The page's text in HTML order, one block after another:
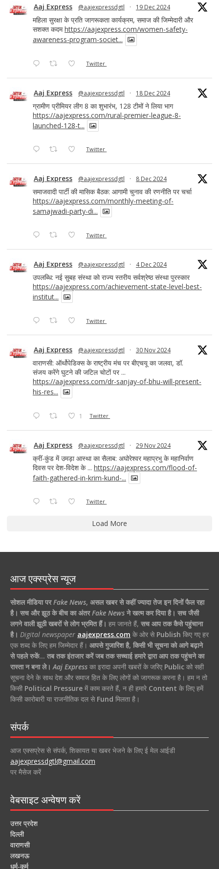
Aaj Express @aajexpressdgtl · 19 Dec 2024
महिला सुरक्षा के प्रति जागरूकता कार्यक्रम, समाज की जिम्मेदारी और
सशक्त कदमhttps://aajexpress.com/women-safety-
awareness-program-societ...
Twitter
Aaj Express @aajexpressdgtl · 18 Dec 2024
ग्रामीण प्रीमियर लीग 8 का शुभारंभ, 128 टीमों ने लिया भाग
https://aajexpress.com/rural-premier-league-8-
launched-128-t...
Twitter
Aaj Express @aajexpressdgtl · 8 Dec 2024
समाजवादी पार्टी की मासिक बैठक: आगामी चुनाव की रणनीति पर चर्चा
https://aajexpress.com/monthly-meeting-of-
samajwadi-party-di...
Twitter
Aaj Express @aajexpressdgtl · 4 Dec 2024
उपलब्धि: नई सुबह संस्था को राज्य स्तरीय सर्वश्रेष्ठ संस्था पुरस्कार
https://aajexpress.com/achievement-state-level-best-
institut...
Twitter
Aaj Express @aajexpressdgtl · 30 Nov 2024
वाराणसी: ऑर्थोपेडिक्स के राष्ट्रीय मंच पर बीएचयू का जलवा, डॉ.
संजय करेंगे घुटने की जटिल चोटों पर ...
https://aajexpress.com/dr-sanjay-of-bhu-will-present-
his-res...
1 Twitter
Aaj Express @aajexpressdgtl · 29 Nov 2024
क्रीं-कुंड में उमड़ा आस्था का सैलाब: अघोरेश्वर महाप्रभु के महानिर्वाण
दिवस पर देश-विदेश के ... https://aajexpress.com/flood-of-
faith-gathered-in-krim-kund-...
Twitter
Load More
आज एक्स्प्रेस न्यूज
सोशल मीडिया परFake News, असल खबर से कहीं ज्यादा तेज इन दिनों फैल रहा
है। सच और झूठ के बीच का अंतरFake Newsने खत्म कर दिया है। सच जैसी
लगने वाली झूठी खबरों से लोग भ्रमित हैं। हम जानते हैं, सच आप तक कैसे पहुंचाना
है। Digital newspaper aajexpress.com के ओर से Publish किए गए हर
एक शब्द के लिए हम जिम्मेदार हैं। आपसे गुजारिश है, किसी भी सूचना को आगे बढ़ाने
से पहले रुकें… तब तक इंतजार करें जब तक सच्चाई हमारे द्वारा आप तक पहुंचने का
रास्ता न बना ले। Aaj Expressका इरादा अपनी खबरों के जरिए Publicको सही
सूचना देने के साथ देश और समाज हित के लिए लोगों को जागरूक करना है। हम न तो
किसी Political Pressureमें काम करते हैं, न ही हमारे Content के लिए हमें
किसी कारोबारी या राजनीतिक दल से Fund मिलता है।
संपर्क
आज एक्सप्रेस से संपर्क, शिकायत या खबर भेजने के लिए ई मेल आईडी
aajexpressdgtl@gmail.com
पर मैसेज करें
वेबसाइट अन्वेषण करें
उत्तर प्रदेश
दिल्ली
वाराणसी
लखनऊ
धर्म-कर्म